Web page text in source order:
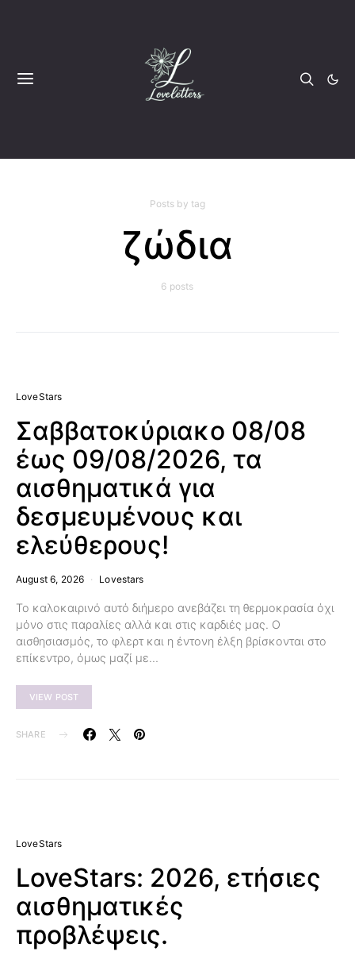
Posts by tag
ζώδια
6 posts
LoveStars
Σαββατοκύριακο 08/08
έως 09/08/2026, τα
αισθηματικά για
δεσμευμένους και
ελεύθερους!
August 6, 2026 Lovestars
Το καλοκαιρινό αυτό διήμερο ανεβάζει τη θερμοκρασία όχι
μόνο στις παραλίες αλλά και στις καρδιές μας. Ο
αισθησιασμός, το φλερτ και η έντονη έλξη βρίσκονται στο
επίκεντρο, όμως μαζί με…
VIEW POST
SHARE
LoveStars
LoveStars: 2026, ετήσιες
αισθηματικές
προβλέψεις.